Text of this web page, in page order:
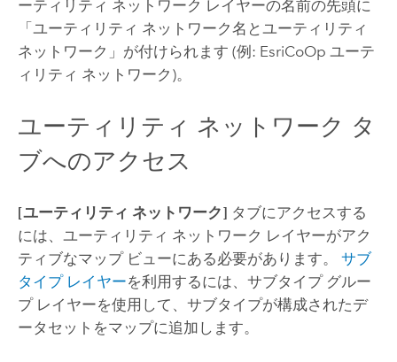
ーティリティ ネットワーク レイヤーの名前の先頭に
「ユーティリティ ネットワーク名とユーティリティ
ネットワーク」が付けられます (例: EsriCoOp ユーテ
ィリティ ネットワーク)。
ユーティリティ ネットワーク タ
ブへのアクセス
[ユーティリティ ネットワーク] タブにアクセスする
には、ユーティリティ ネットワーク レイヤーがアク
ティブなマップ ビューにある必要があります。 サブ
タイプ レイヤーを利用するには、サブタイプ グルー
プ レイヤーを使用して、サブタイプが構成されたデ
ータセットをマップに追加します。